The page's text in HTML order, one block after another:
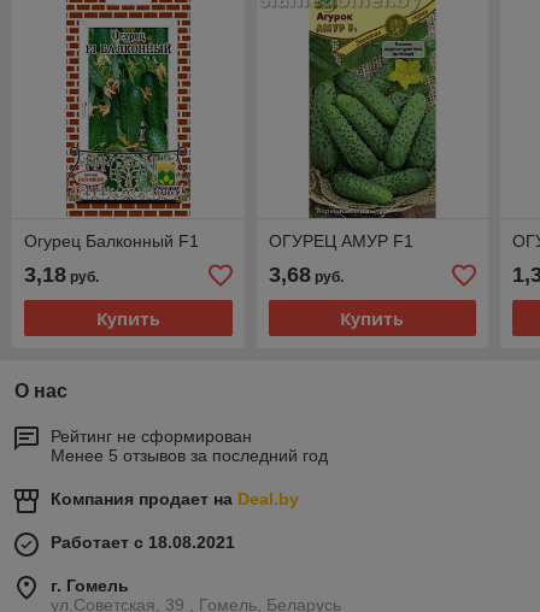
Огурец Балконный F1
3,18 руб.
Купить
ОГУРЕЦ АМУР F1
3,68руб.
Купить
О нас
Рейтинг не сформирован
Менее 5 отзывов за последний год
Компания продает на Deal.by
Работает с 18.08.2021
г. Гомель
ул.Советская, 39 , Гомель, Беларусь